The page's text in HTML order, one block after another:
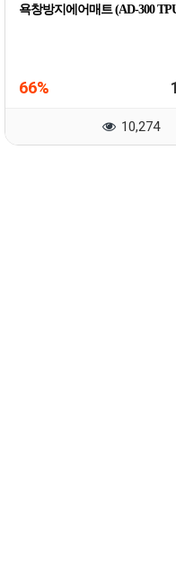
욕창방지에어매트 (AD-300
66%
10,274